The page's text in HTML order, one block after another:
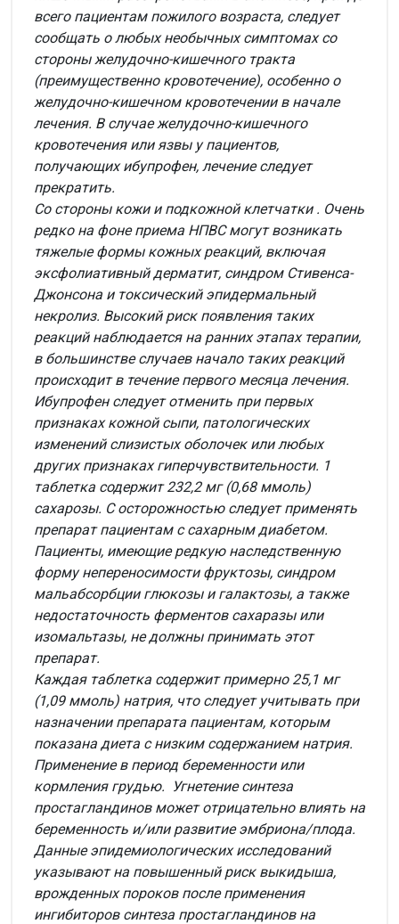
всего пациентам пожилого возраста, следует
сообщать о любых необычных симптомах со
стороны желудочно-кишечного тракта
(преимущественно кровотечение), особенно о
желудочно-кишечном кровотечении в начале
лечения. В случае желудочно-кишечного
кровотечения или язвы у пациентов,
получающих ибупрофен, лечение следует
прекратить.
Со стороны кожи и подкожной клетчатки. Очень
редко на фоне приема НПВС могут возникать
тяжелые формы кожных реакций, включая
эксфолиативный дерматит, синдром Стивенса-
Джонсона и токсический эпидермальный
некролиз. Высокий риск появления таких
реакций наблюдается на ранних этапах терапии,
в большинстве случаев начало таких реакций
происходит в течение первого месяца лечения.
Ибупрофен следует отменить при первых
признаках кожной сыпи, патологических
изменений слизистых оболочек или любых
других признаках гиперчувствительности. 1
таблетка содержит 232,2 мг (0,68 ммоль)
сахарозы. С осторожностью следует применять
препарат пациентам с сахарным диабетом.
Пациенты, имеющие редкую наследственную
форму непереносимости фруктозы, синдром
мальабсорбции глюкозы и галактозы, а также
недостаточность ферментов сахаразы или
изомальтазы, не должны принимать этот
препарат.
Каждая таблетка содержит примерно 25,1 мг
(1,09 ммоль) натрия, что следует учитывать при
назначении препарата пациентам, которым
показана диета с низким содержанием натрия.
Применение в период беременности или
кормления грудью.
Угнетение синтеза
простагландинов может отрицательно влиять на
беременность и/или развитие эмбриона/плода.
Данные эпидемиологических исследований
указывают на повышенный риск выкидыша,
врожденных пороков после применения
ингибиторов синтеза простагландинов на